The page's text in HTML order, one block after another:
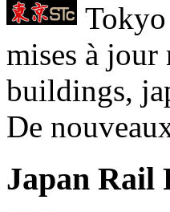
Tokyo
mises à jour
buildings,
De
Japan Rail